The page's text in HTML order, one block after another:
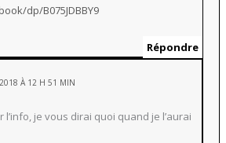
dp/B075JDBBY9
Répondre
À 12 H 51 MIN
l’info, je vous dirai quoi quand je l’aurai